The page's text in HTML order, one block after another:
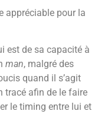
appréciable pour la
est de sa capacité à
man, malgré des
quand il s’agit
tracé afin de le faire
le timing entre lui et